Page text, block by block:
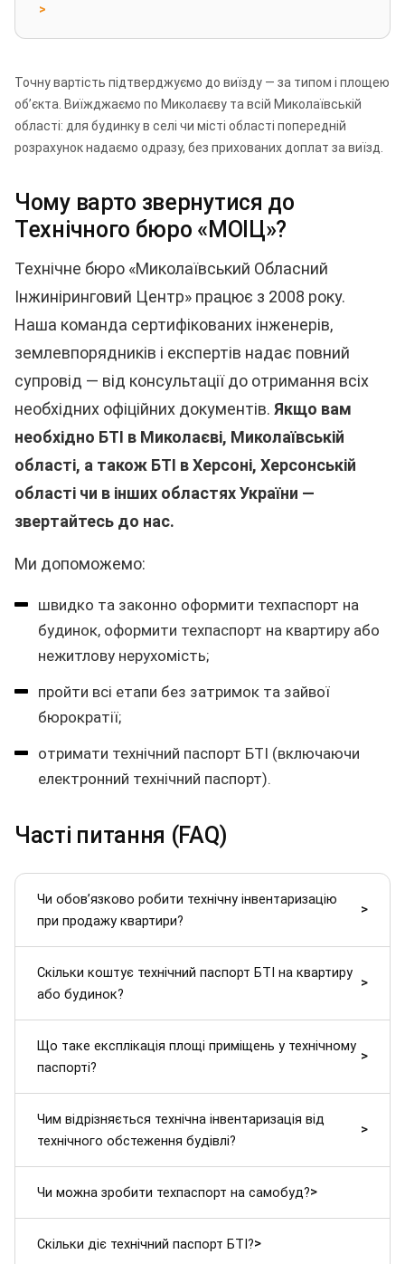
>
Точну вартість підтверджуємо до виїзду — за типом і площею
об’єкта. Виїжджаємо по Миколаєву та всій Миколаївській
області: для будинку в селі чи місті області попередній
розрахунок надаємо одразу, без прихованих доплат за виїзд.
Чому варто звернутися до
Технічного бюро «МОІЦ»?
Технічне бюро «Миколаївський Обласний
Інжиніринговий Центр» працює з 2008 року.
Наша команда сертифікованих інженерів,
землевпорядників і експертів надає повний
супровід — від консультації до отримання всіх
необхідних офіційних документів. Якщо вам
необхідно БТІ в Миколаєві, Миколаївській
області, а також БТІ в Херсоні, Херсонській
області чи в інших областях України —
звертайтесь до нас.
Ми допоможемо:
швидко та законно оформити техпаспорт на
будинок, оформити техпаспорт на квартиру або
нежитлову нерухомість;
пройти всі етапи без затримок та зайвої
бюрократії;
отримати технічний паспорт БТІ (включаючи
електронний технічний паспорт).
Часті питання (FAQ)
Чи обов’язково робити технічну інвентаризацію
при продажу квартири?
>
Скільки коштує технічний паспорт БТІ на квартиру
або будинок?
>
Що таке експлікація площі приміщень у технічному
паспорті?
>
Чим відрізняється технічна інвентаризація від
технічного обстеження будівлі?
>
Чи можна зробити техпаспорт на самобуд?>
Скільки діє технічний паспорт БТІ?>